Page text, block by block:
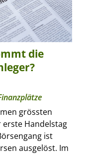
die
grössten
erste Handelstag
ist
ausgelöst. Im